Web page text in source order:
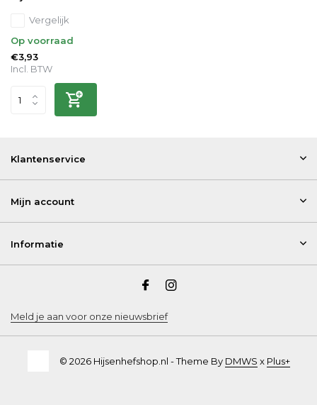
Vergelijk
Op voorraad
€3,93
Incl. BTW
Klantenservice
Mijn account
Informatie
Meld je aan voor onze nieuwsbrief
© 2026 Hijsenhefshop.nl - Theme By DMWS x Plus+